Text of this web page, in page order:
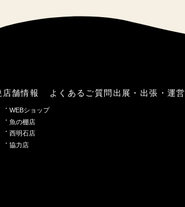
店舗情報
WEBショップ
魚の棚店
西明石店
協力店
よくあるご質問 出展・出張・運営